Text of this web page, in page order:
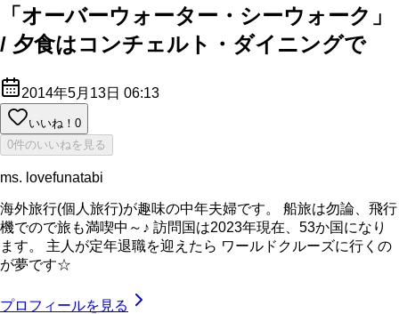
「オーバーウォーター・シーウォーク」
/ 夕食はコンチェルト・ダイニングで
2014年5月13日 06:13
いいね！ 0
0件のいいねを見る
ms. lovefunatabi
海外旅行(個人旅行)が趣味の中年夫婦です。 船旅は勿論、飛行
機でので旅も満喫中～♪ 訪問国は2023年現在、53か国になり
ます。 主人が定年退職を迎えたら ワールドクルーズに行くの
が夢です☆
プロフィールを見る